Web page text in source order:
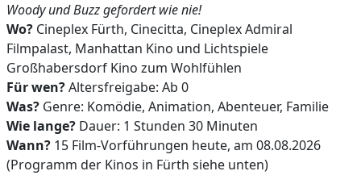
Woody und Buzz gefordert wie nie!
Wo? Cineplex Fürth, Cinecitta, Cineplex Admiral
Filmpalast, Manhattan Kino und Lichtspiele
Großhabersdorf Kino zum Wohlfühlen
Für wen?Altersfreigabe: Ab 0
Was? Genre: Komödie, Animation, Abenteuer, Familie
Wie lange? Dauer: 1 Stunden 30 Minuten
Wann? 15 Film-Vorführungen heute, am 08.08.2026
(Programm der Kinos in Fürth siehe unten)